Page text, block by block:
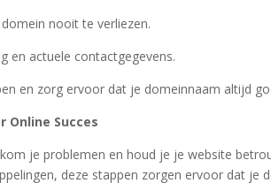
nooit te verliezen.
en actuele contactgegevens.
en zorg ervoor dat je domeinnaam altijd
Online Succes
je problemen en houd je je website
deze stappen zorgen ervoor dat je